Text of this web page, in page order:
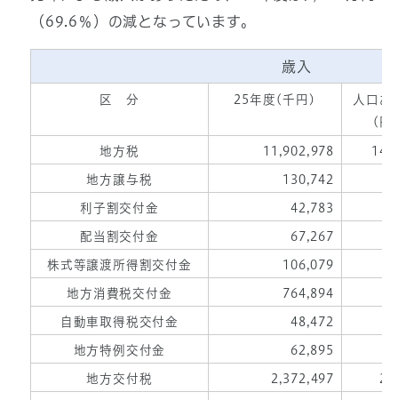
（69.6％）の減となっています。
歳入
区 分 25年度(千円)
人口あ
(円
地方税 11,902,978
地方譲与税 130,742
利子割交付金 42,783
配当割交付金 67,267
株式等譲渡所得割交付金 106,079
地方消費税交付金 764,894
自動車取得税交付金 48,472
地方特例交付金 62,895
地方交付税 2,372,497